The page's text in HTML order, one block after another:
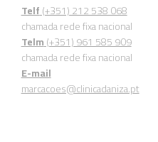
Telf(+351) 212 538 068
chamada rede fixa nacional
Telm(+351) 961 585 909
chamada rede fixa nacional
E-mail
marcacoes@clinicadaniza.pt